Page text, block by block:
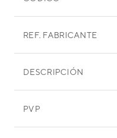
REF. FABRICANTE
DESCRIPCIÓN
PVP